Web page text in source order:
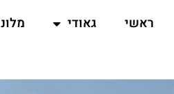
ראשי גאודי